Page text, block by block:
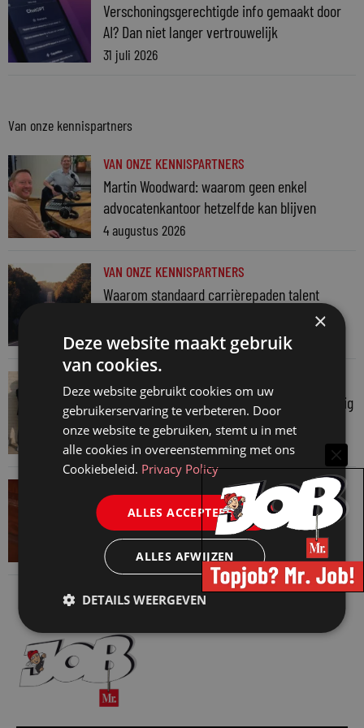
Verschoningsgerechtigde info gemaakt door
AI? Dan niet langer vertrouwelijk
31 juli 2026
Van onze kennispartners
VAN ONZE KENNISPARTNERS
Martin Woodward: waarom geen enkel
advocatenkantoor hetzelfde kan blijven
4 augustus 2026
VAN ONZE KENNISPARTNERS
Waarom standaard carrièrepaden talent
31 juli 2026
Je hebt maar 1% van je jaarlijkse omzet nodig
30 juli 2026
VAN ONZE KENNISPARTNERS
Een HR-brief is meer dan een juridisch
document
28 juli 2026
×
Deze website maakt gebruik
van cookies.
Deze website gebruikt cookies om uw
gebruikerservaring te verbeteren. Door
onze website te gebruiken, stemt u in met
alle cookies in overeenstemming met ons
Cookiebeleid. Privacy Policy
ALLES ACCEPTEREN
ALLES AFWIJZEN
DETAILS WEERGEVEN